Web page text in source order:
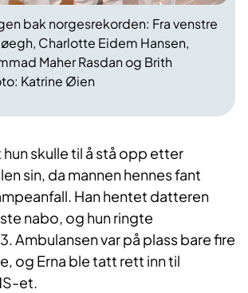
bak norgesrekorden: Fra venstre
Charlotte Eidem Hansen,
Maher Rasdan og Brith
Katrine Øien
skulle til å stå opp etter
sin, da mannen hennes fant
Han hentet datteren
nabo, og hun ringte
Ambulansen var på plass bare fire
og Erna ble tatt rett inn til
et.